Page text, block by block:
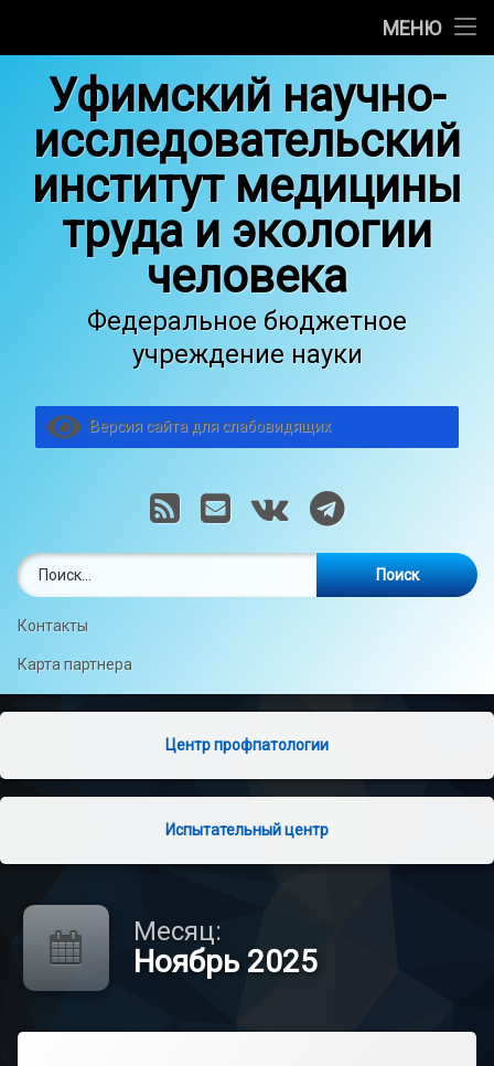
МЕНЮ
Научные отделы
Медицинская деятельность
Основные сведения об образовательной деятельности
Общество гигиенистов, токсикологов и санитарных
содержимомуУфимский научно-
исследовательский
институт медицины
труда и экологии
человека
Федеральное бюджетное
учреждение науки
Версия сайта для слабовидящих
RSS E-mailVK Telegram
Контакты
Карта партнера
Центр профпатологии
Испытательный центр
Месяц:
Ноябрь 2025